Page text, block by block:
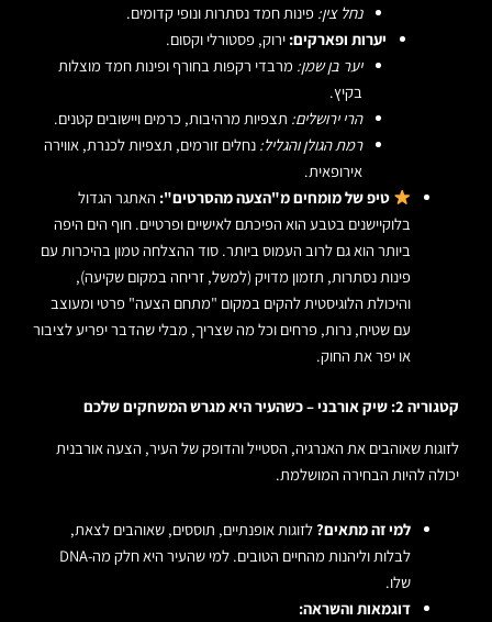
נחל צין: פינות חמד נסתרות ונופי קדומים.
יערות ופארקים: ירוק, פסטורלי וקסום.
יער בן שמן: מרבדי רקפות בחורף ופינות חמד מוצלות
בקיץ.
הרי ירושלים: תצפיות מרהיבות, כרמים ויישובים קטנים.
רמת הגולן והגליל: נחלים זורמים, תצפיות לכנרת, אווירה
אירופאית.
טיפ של מומחים מ"הצעה מהסרטים": האתגר הגדול
בלוקיישנים בטבע הוא הפיכתם לאישיים ופרטיים. חוף הים היפה
ביותר הוא גם לרוב העמוס ביותר. סוד ההצלחה טמון בהיכרות עם
פינות נסתרות, תזמון מדויק (למשל, זריחה במקום שקיעה),
והיכולת הלוגיסטית להקים במקום "מתחם הצעה" פרטי ומעוצב
עם שטיח, נרות, פרחים וכל מה שצריך, מבלי שהדבר יפריע לציבור
או יפר את החוק.
קטגוריה 2: שיק אורבני – כשהעיר היא מגרש המשחקים שלכם
לזוגות שאוהבים את האנרגיה, הסטייל והדופק של העיר, הצעה אורבנית
יכולה להיות הבחירה המושלמת.
למי זה מתאים?לזוגות אופנתיים, תוססים, שאוהבים לצאת,
לבלות וליהנות מהחיים הטובים. למי שהעיר היא חלק מה-DNA
שלו.
דוגמאות והשראה: